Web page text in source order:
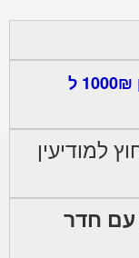
מחיר הובלות דירה במודיעין ינוע בין 1000₪ ל
למודיעין
עם חדר